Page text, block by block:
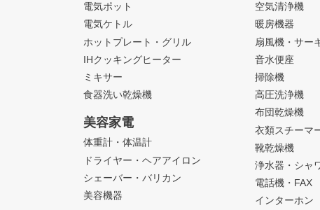
電気ポット
電気ケトル
ホットプレート・グリル
IHクッキングヒーター
ミキサー
食器洗い乾燥機
美容家電
体重計・体温計
ドライヤー・ヘアアイロン
シェーバー・バリカン
美容機器
空気清浄機
暖房機器
扇風機・サー
音水便座
掃除機
高圧洗浄機
布団乾燥機
衣類スチーマ
靴乾燥機
浄水器・シャ
電話機・FAX
インターホン